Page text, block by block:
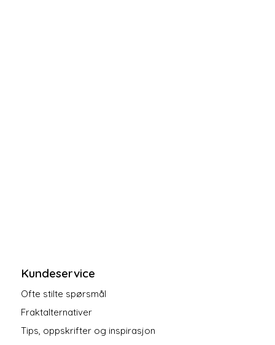
Kundeservice
Ofte stilte spørsmål
Fraktalternativer
Tips, oppskrifter og inspirasjon